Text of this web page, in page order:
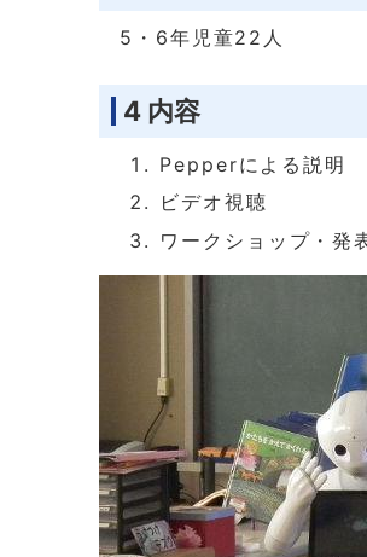
5・6年児童22人
4 内容
Pepperによる説明
ビデオ視聴
ワークショップ・発